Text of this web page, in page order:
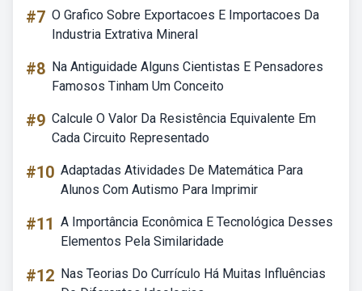
#7 O Grafico Sobre Exportacoes E Importacoes Da
Industria Extrativa Mineral
#8 Na Antiguidade Alguns Cientistas E Pensadores
Famosos Tinham Um Conceito
#9 Calcule O Valor Da Resistência Equivalente Em
Cada Circuito Representado
#10 Adaptadas Atividades De Matemática Para
Alunos Com Autismo Para Imprimir
#11 A Importância Econômica E Tecnológica Desses
Elementos Pela Similaridade
#12 Nas Teorias Do Currículo Há Muitas Influências